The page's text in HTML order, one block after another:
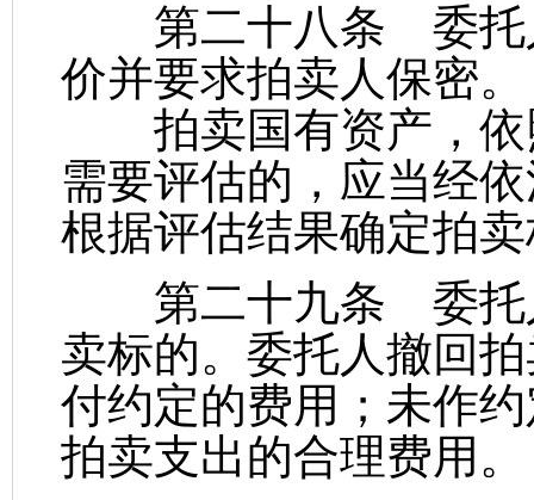
第二十八条 委托
价并要求拍卖人保密。
拍卖国有资产，依
需要评估的，应当经
根据评估结果确定拍
第二十九条 委托
卖标的。委托人撤回
付约定的费用；未作
拍卖支出的合理费用。